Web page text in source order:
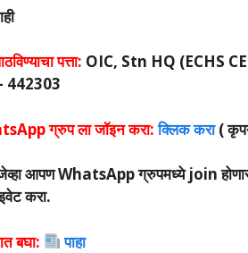
पत्ता: OIC, Stn HQ (ECHS
442303
ग्रुप ला जॉइन करा:क्लिक करा(
आपण WhatsApp ग्रुपमध्ये join
करा.
बघा: पाहा